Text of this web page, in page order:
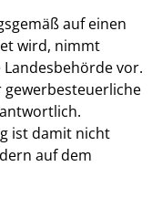
auf einen
wird, nimmt
vor.
ist damit nicht
auf dem